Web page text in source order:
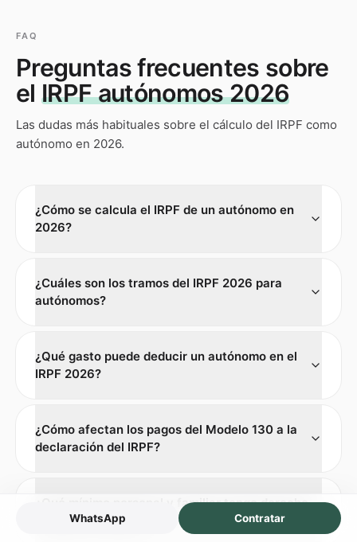
WhatsApp Contratar
FAQ
Preguntas frecuentes sobre
el IRPF autónomos 2026
Las dudas más habituales sobre el cálculo del IRPF como
autónomo en 2026.
¿Cómo se calcula el IRPF de un autónomo en
2026?
¿Cuáles son los tramos del IRPF 2026 para
autónomos?
¿Qué gasto puede deducir un autónomo en el
IRPF 2026?
¿Cómo afectan los pagos del Modelo 130 a la
declaración del IRPF?
¿Qué mínimo personal y familiar tengo derecho
a aplicar en 2026?